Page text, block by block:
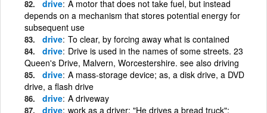
drive A motor that does not take fuel, but instead
depends on a mechanism that stores potential energy for
subsequent use
drive To clear, by forcing away what is contained
drive Drive is used in the names of some streets. 23
Queen's Drive, Malvern, Worcestershire. see also driving
drive A mass-storage device; as, a disk drive, a DVD
drive, a flash drive
drive A driveway
drive work as a driver; "He drives a bread truck";